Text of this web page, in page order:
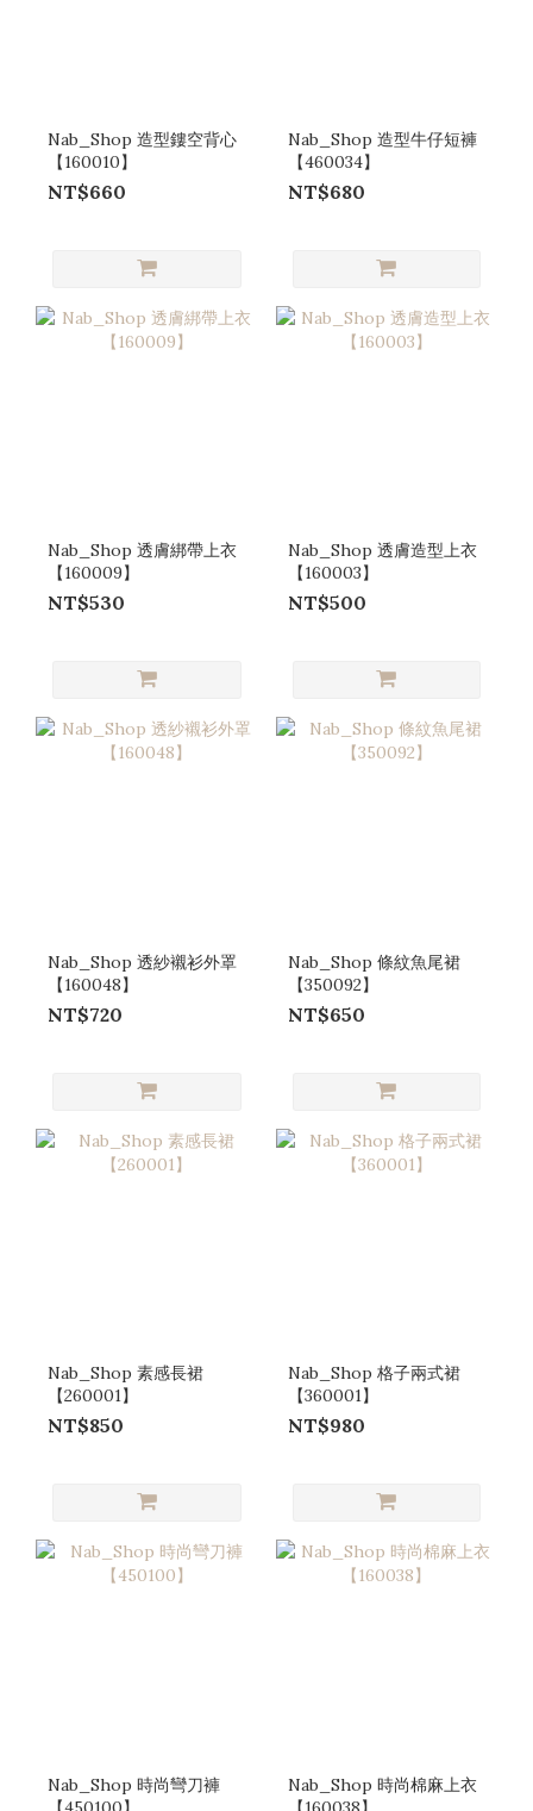
Nab_Shop 造型鏤空背心
【160010】
NT$660
Nab_Shop 造型牛仔短褲
【460034】
NT$680
Nab_Shop 透膚綁帶上衣
【160009】
NT$530
Nab_Shop 透膚造型上衣
【160003】
NT$500
Nab_Shop 透紗襯衫外罩
【160048】
NT$720
Nab_Shop 條紋魚尾裙
【350092】
NT$650
Nab_Shop 素感長裙
【260001】
NT$850
Nab_Shop 格子兩式裙
【360001】
NT$980
Nab_Shop 時尚彎刀褲
Nab_Shop 時尚棉麻上衣